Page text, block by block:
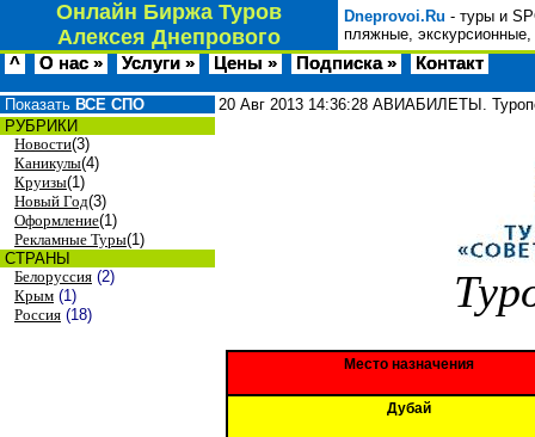
Онлайн Биржа Туров
Алексея Днепрового
Dneprovoi.Ru - туры и
пляжные,
^ О нас » Услуги » Цены » Подписка » Контакт
Показать ВСЕ СПО
РУБРИКИ
Новости(3)
Каникулы(4)
Круизы(1)
Новый Год(3)
Оформление(1)
Рекламные Туры(1)
СТРАНЫ
Белоруссия (2)
Крым (1)
Россия (18)
20 Авг 2013 14:36:28 АВИАБИЛЕТЫ.
Место назначения
Дубай